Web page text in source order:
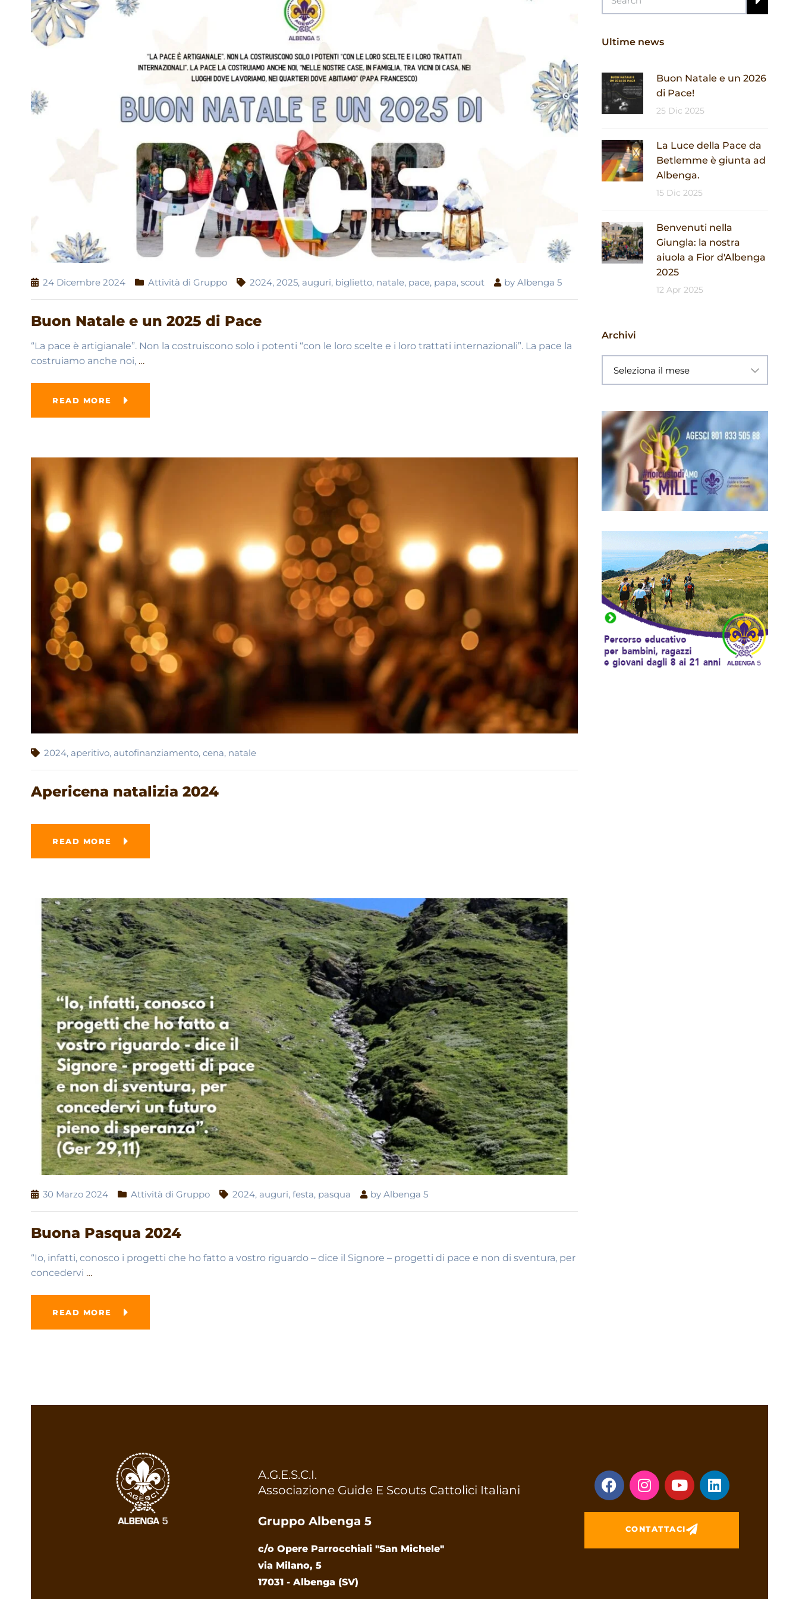
24 Dicembre 2024 Attività di Gruppo 2024, 2025, auguri, biglietto, natale, pace, papa, scout by Albenga 5
Buon Natale e un 2025 di Pace
“La pace è artigianale”. Non la costruiscono solo i potenti “con le loro scelte e i loro trattati internazionali”. La pace la
costruiamo anche noi, …
READ MORE
2024, aperitivo, autofinanziamento, cena, natale
Apericena natalizia 2024
READ MORE
30 Marzo 2024 Attività di Gruppo 2024, auguri, festa, pasqua by Albenga 5
Buona Pasqua 2024
“Io, infatti, conosco i progetti che ho fatto a vostro riguardo – dice il Signore – progetti di pace e non di sventura, per
concedervi …
READ MORE
Ultime news
Buon Natale e un 2026
di Pace!
25 Dic 2025
La Luce della Pace da
Betlemme è giunta ad
Albenga.
15 Dic 2025
Benvenuti nella
Giungla: la nostra
aiuola a Fior d'Albenga
2025
12 Apr 2025
Archivi
A.G.E.S.C.I.
Associazione Guide E Scouts Cattolici Italiani
Gruppo Albenga 5
c/o Opere Parrocchiali "San Michele"
via Milano, 5
17031 - Albenga (SV)
CONTATTACI